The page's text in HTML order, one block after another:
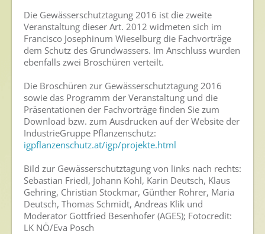
News
Videos
Publikationen
Archiv
Die Gewässerschutztagung 2016 ist die zweite
Veranstaltung dieser Art. 2012 widmeten sich im
Francisco Josephinum Wieselburg die Fachvorträge
dem Schutz des Grundwassers. Im Anschluss wurden
ebenfalls zwei Broschüren verteilt.
Die Broschüren zur Gewässerschutztagung 2016
sowie das Programm der Veranstaltung und die
Präsentationen der Fachvorträge finden Sie zum
Download bzw. zum Ausdrucken auf der Website der
IndustrieGruppe Pflanzenschutz:
igpflanzenschutz.at/igp/projekte.html
Bild zur Gewässerschutztagung von links nach rechts:
Sebastian Friedl, Johann Kohl, Karin Deutsch, Klaus
Gehring, Christian Stockmar, Günther Rohrer, Maria
Deutsch, Thomas Schmidt, Andreas Klik und
Moderator Gottfried Besenhofer (AGES); Fotocredit:
LK NÖ/Eva Posch